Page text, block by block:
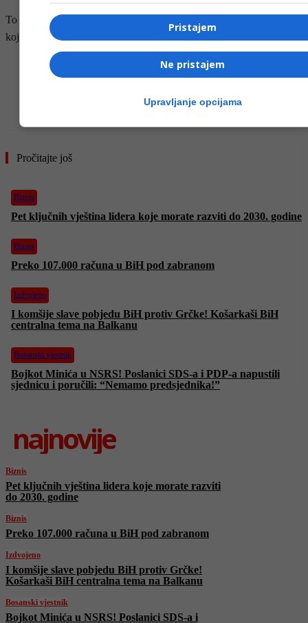
To znači investiranje u vrijednosne papire, nekretnine ili u biznise
koje vodi pouzdan tim, prenosi
Business Insider
- OGLAS -
Pročitajte još
Biznis
Pet ključnih vještina lidera koje morate razviti do 2030. godine
Biznis
Preko 107.000 računa u BiH pod zabranom
Izdvojeno
I komšije slave pobjedu BiH protiv Grčke! Košarkaši BiH
centralna tema na Balkanu
Bosanski vjestnik
Bojkot Minića u NSRS! Poslanici SDS-a i PDP-a napustili
sjednicu i poručili: “Nemamo predsjednika!”
najnovije
Biznis
Pet ključnih vještina lidera koje morate razviti
do 2030. godine
Biznis
Preko 107.000 računa u BiH pod zabranom
Izdvojeno
I komšije slave pobjedu BiH protiv Grčke!
Košarkaši BiH centralna tema na Balkanu
Bosanski vjestnik
Bojkot Minića u NSRS! Poslanici SDS-a i
Pristajem
Ne pristajem
Upravljanje opcijama